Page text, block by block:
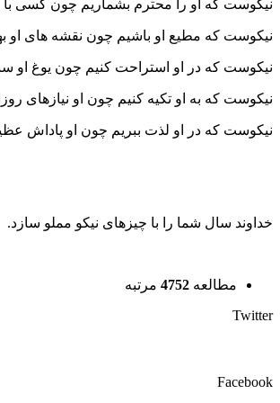
نیکوست که او را محترم بشماریم چون کسی با
نیکوست که مطیع او باشیم چون نقشه های او
نیکوست که در او استراحت کنیم چون یوغ او
نیکوست که به او تکیه کنیم چون او نیازهای
نیکوست که در او لذت ببریم چون او پاداش
خداوند سال شما را با چیزهای نیکو مملو سازد.
مطالعه 4752 مرتبه
Twitter
Facebook